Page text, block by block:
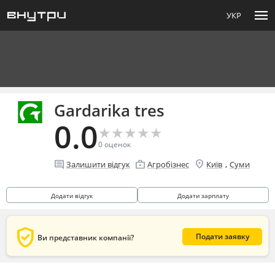
УКР menu
Gardarika tres
0.0★
★★
★★
★★
★★
★
0оценок
comment Залишити відгук enterprise Агробізнес location_on Київ , Суми
Додати відгук Додати зарплату
verified_user Ви представник компанії? Подати заявку